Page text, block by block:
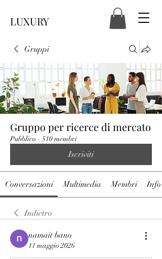
LUXURY
Gruppi
Gruppo per ricerce di mercato
Pubblico · 510 membri
Iscriviti
Conversazioni Multimedia Membri Info
Indietro
namait bano
11 maggio 2026